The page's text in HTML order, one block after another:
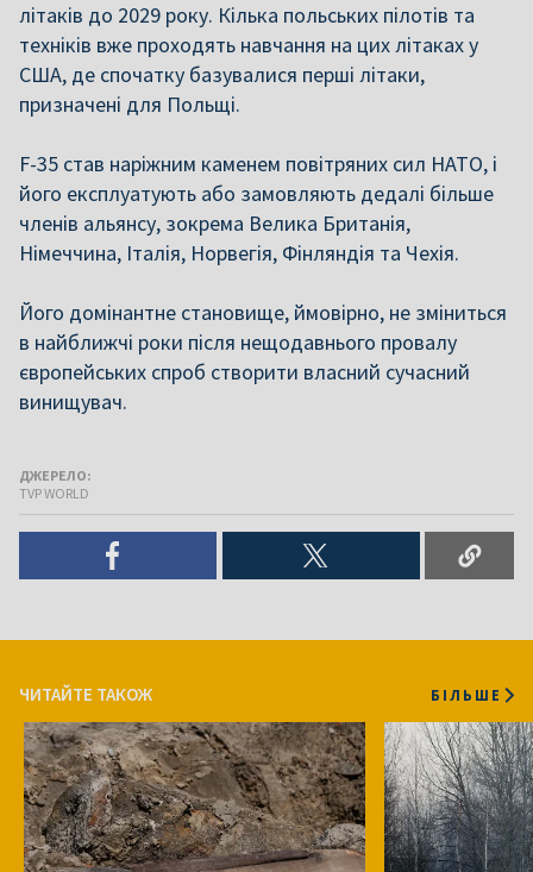
літаків до 2029 року. Кілька польських пілотів та
техніків вже проходять навчання на цих літаках у
США, де спочатку базувалися перші літаки,
призначені для Польщі.
F-35 став наріжним каменем повітряних сил НАТО, і
його експлуатують або замовляють дедалі більше
членів альянсу, зокрема Велика Британія,
Німеччина, Італія, Норвегія, Фінляндія та Чехія.
Його домінантне становище, ймовірно, не зміниться
в найближчі роки після нещодавнього провалу
європейських спроб створити власний сучасний
винищувач.
ДЖЕРЕЛО:
TVP WORLD
ЧИТАЙТЕ ТАКОЖ БІЛЬШЕ